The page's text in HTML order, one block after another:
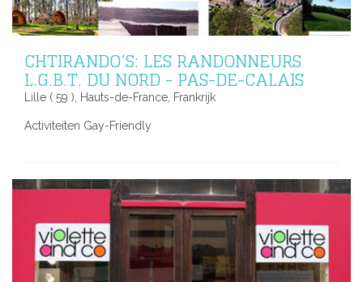
CHTIRANDO’S: LES RANDONNEURS
L.G.B.T. DU NORD - PAS-DE-CALAIS
Lille ( 59 ), Hauts-de-France, Frankrijk
Activiteiten Gay-Friendly